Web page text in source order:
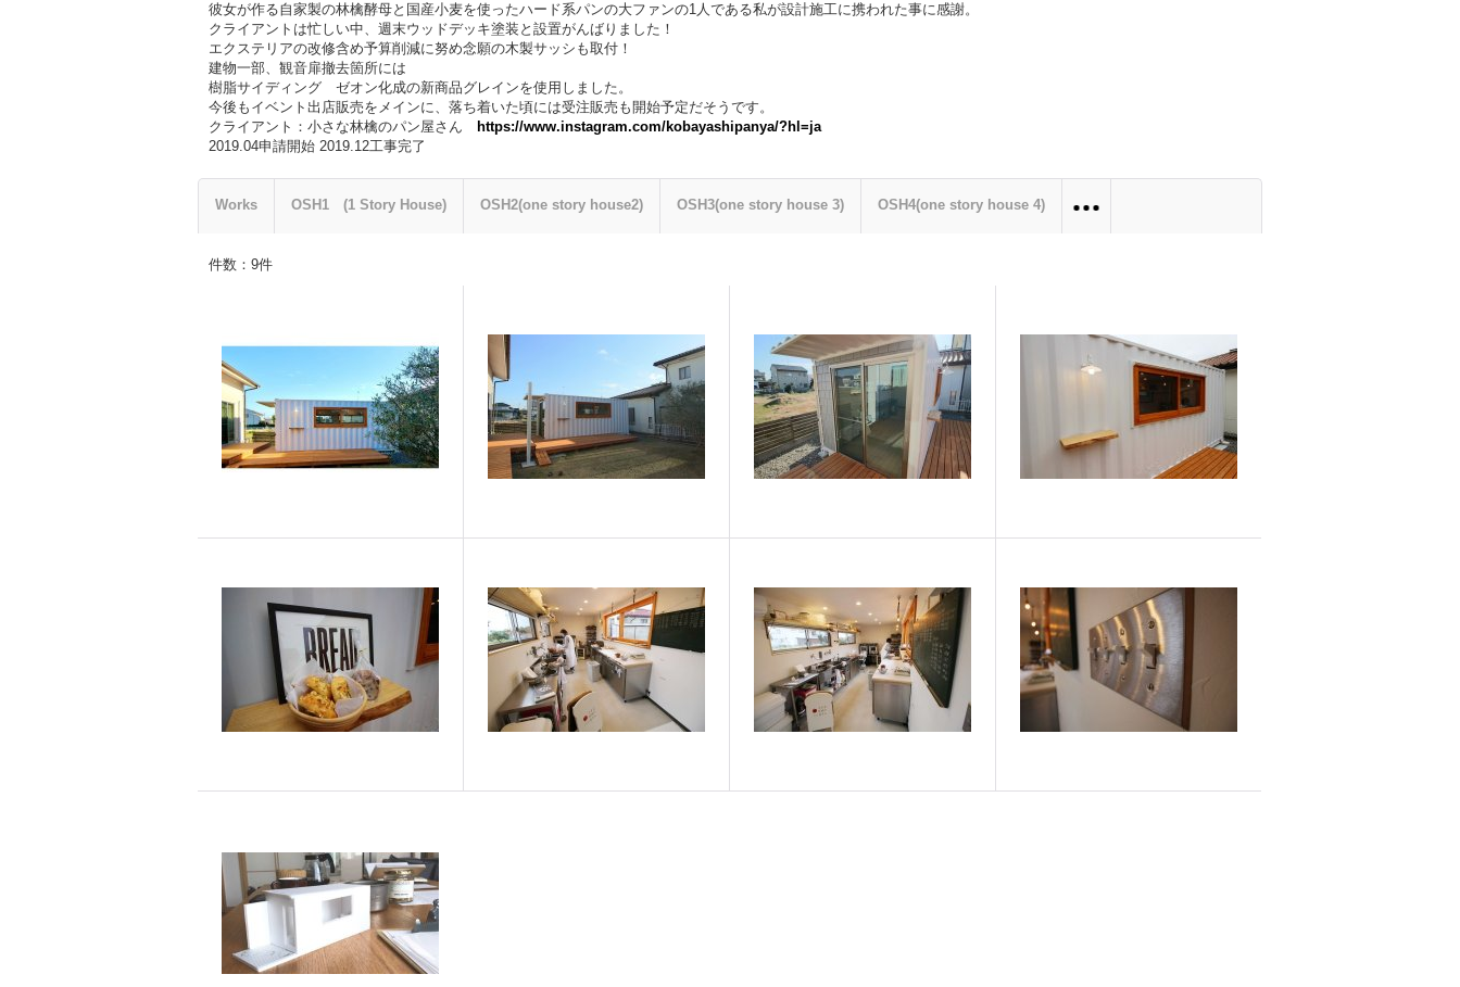
彼女が作る自家製の林檎酵母と国産小麦を使ったハード系パンの大ファンの1人である私が設計施工に携われた事に感謝。
クライアントは忙しい中、週末ウッドデッキ塗装と設置がんばりました！
エクステリアの改修含め予算削減に努め念願の木製サッシも取付！
建物一部、観音扉撤去箇所には
樹脂サイディング ゼオン化成の新商品グレインを使用しました。
今後もイベント出店販売をメインに、落ち着いた頃には受注販売も開始予定だそうです。
クライアント：小さな林檎のパン屋さん
https://www.instagram.com/kobayashipanya/?hl=ja
2019.04申請開始 2019.12工事完了
Works OSH1 (1 Story House) OSH2(one story house2) OSH3(one story house 3) OSH4(one story house 4)
件数 ： 9件